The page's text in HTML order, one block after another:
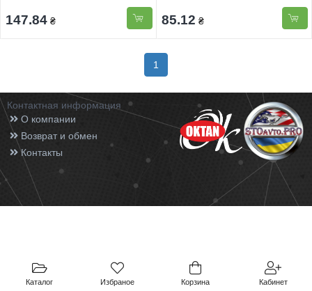
Каталог Избраное Корзина Кабинет
147.84 ₴ 85.12 ₴
1
Контактная информация
О компании
Возврат и обмен
Контакты